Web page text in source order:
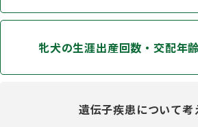
牝犬の生涯出産回数・交配年
遺伝子疾患について考